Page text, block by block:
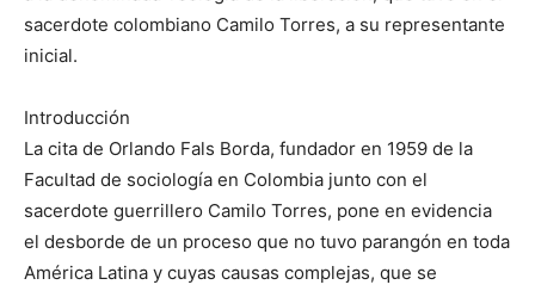
sacerdote colombiano Camilo Torres, a su representante
inicial.
Introducción
La cita de Orlando Fals Borda, fundador en 1959 de la
Facultad de sociología en Colombia junto con el
sacerdote guerrillero Camilo Torres, pone en evidencia
el desborde de un proceso que no tuvo parangón en toda
América Latina y cuyas causas complejas, que se